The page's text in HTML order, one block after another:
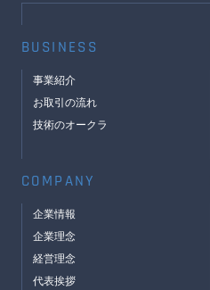
BUSINESS
事業紹介
お取引の流れ
技術のオークラ
COMPANY
企業情報
企業理念
経営理念
代表挨拶